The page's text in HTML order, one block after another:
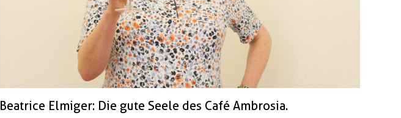
Beatrice Elmiger: Die gute Seele des Café Ambrosia.